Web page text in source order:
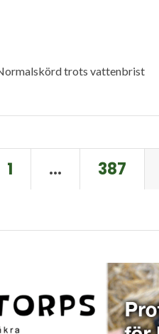
trots vattenbrist
1 … 387